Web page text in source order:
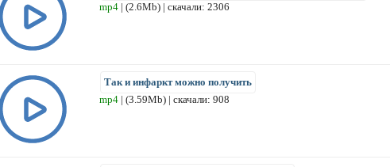
mp4 | (2.6Mb) | скачали: 2306
Так и инфаркт можно получить
mp4 | (3.59Mb) | скачали: 908